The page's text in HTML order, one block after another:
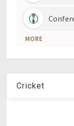
Cricket